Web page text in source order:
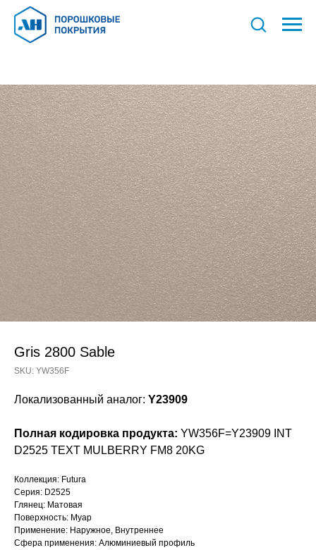
Gris 2800 Sable
SKU: YW356F
Локализованный аналог: Y23909
Полная кодировка продукта: YW356F=Y23909 INT
D2525 TEXT MULBERRY FM8 20KG
Коллекция: Futura
Серия: D2525
Глянец: Матовая
Поверхность: Муар
Применение: Наружное, Внутреннее
Сфера применения: Алюминиевый профиль